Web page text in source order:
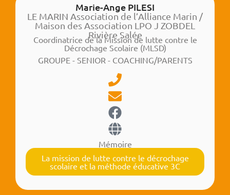
Marie-Ange PILESI
LE MARIN Association de l’Alliance Marin /
Maison des Association LPO J ZOBDEL
Rivière Salée
Coordinatrice de la Mission de lutte contre le
Décrochage Scolaire (MLSD)
GROUPE - SENIOR - COACHING/PARENTS
Mémoire
La mission de lutte contre le décrochage
scolaire et la méthode éducative 3C